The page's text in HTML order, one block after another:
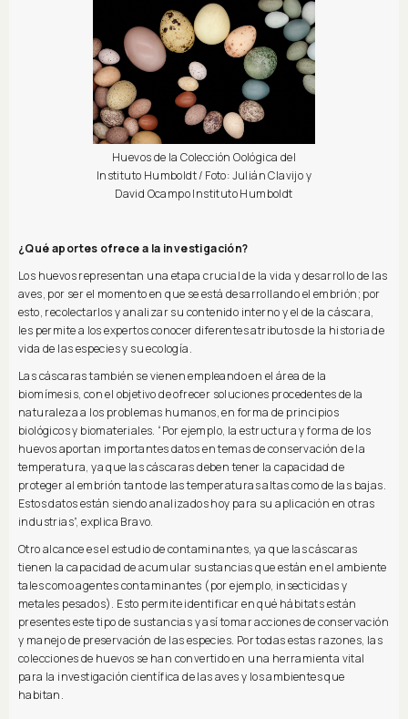
Huevos de la Colección Oológica del
Instituto Humboldt / Foto: Julián Clavijo y
David Ocampo Instituto Humboldt
¿Qué aportes ofrece a la investigación?
Los huevos representan una etapa crucial de la vida y desarrollo de las
aves, por ser el momento en que se está desarrollando el embrión; por
esto, recolectarlos y analizar su contenido interno y el de la cáscara,
les permite a los expertos conocer diferentes atributos de la historia de
vida de las especies y su ecología.
Las cáscaras también se vienen empleando en el área de la
biomímesis, con el objetivo de ofrecer soluciones procedentes de la
naturaleza a los problemas humanos, en forma de principios
biológicos y biomateriales. “Por ejemplo, la estructura y forma de los
huevos aportan importantes datos en temas de conservación de la
temperatura, ya que las cáscaras deben tener la capacidad de
proteger al embrión tanto de las temperaturas altas como de las bajas.
Estos datos están siendo analizados hoy para su aplicación en otras
industrias”, explica Bravo.
Otro alcance es el estudio de contaminantes, ya que las cáscaras
tienen la capacidad de acumular sustancias que están en el ambiente
tales como agentes contaminantes (por ejemplo, insecticidas y
metales pesados). Esto permite identificar en qué hábitats están
presentes este tipo de sustancias y así tomar acciones de conservación
y manejo de preservación de las especies. Por todas estas razones, las
colecciones de huevos se han convertido en una herramienta vital
para la investigación científica de las aves y los ambientes que
habitan.